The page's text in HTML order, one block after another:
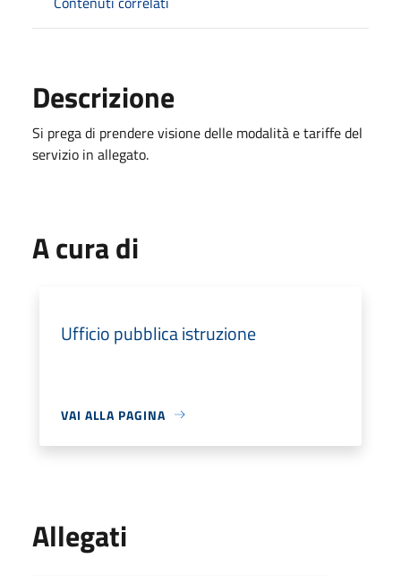
Descrizione
Si prega di prendere visione delle modalità e tariffe del
servizio in allegato.
A cura di
Ufficio pubblica istruzione
VAI ALLA PAGINA
Allegati